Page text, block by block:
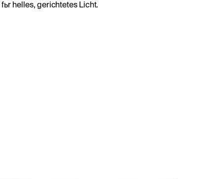
fьr helles, gerichtetes Licht.